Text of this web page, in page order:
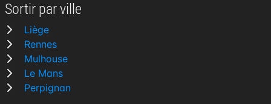
Sortir par ville
Liège
Rennes
Mulhouse
Le Mans
Perpignan